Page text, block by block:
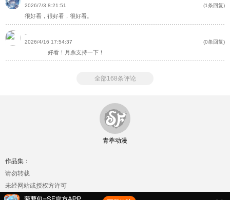
2026/7/3 8:21:51 (1条回复)
很好看，很好看，很好看。
-
2026/4/16 17:54:37 (0条回复)
好看！月票支持一下！
全部168条评论
青葶动漫
作品集：
请勿转载
未经网站或授权方许可